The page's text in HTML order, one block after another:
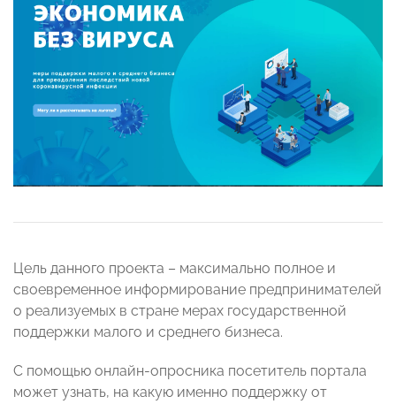
Цель данного проекта – максимально полное и
своевременное информирование предпринимателей
о реализуемых в стране мерах государственной
поддержки малого и среднего бизнеса.
С помощью онлайн-опросника посетитель портала
может узнать, на какую именно поддержку от